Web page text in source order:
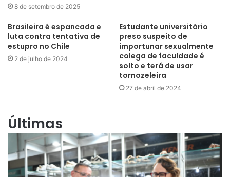
8 de setembro de 2025
Brasileira é espancada e
luta contra tentativa de
estupro no Chile
2 de julho de 2024
Estudante universitário
preso suspeito de
importunar sexualmente
colega de faculdade é
solto e terá de usar
tornozeleira
27 de abril de 2024
Últimas